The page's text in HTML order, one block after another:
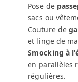
Pose de
sacs ou
Couture de
et linge de
Smocking à
en parallèles
régulières.